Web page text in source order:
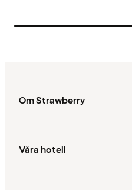
Om Strawberry
Våra hotell